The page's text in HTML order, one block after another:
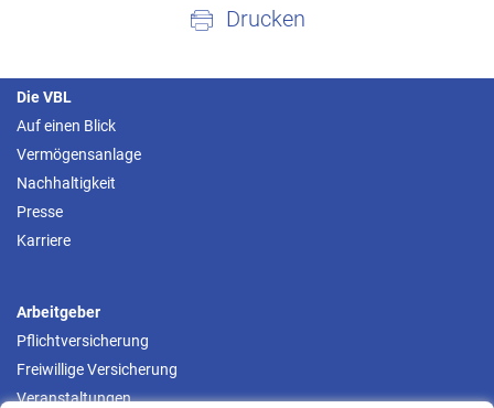
Drucken
Die VBL
Auf einen Blick
Vermögensanlage
Nachhaltigkeit
Presse
Karriere
Arbeitgeber
Pflichtversicherung
Freiwillige Versicherung
Veranstaltungen